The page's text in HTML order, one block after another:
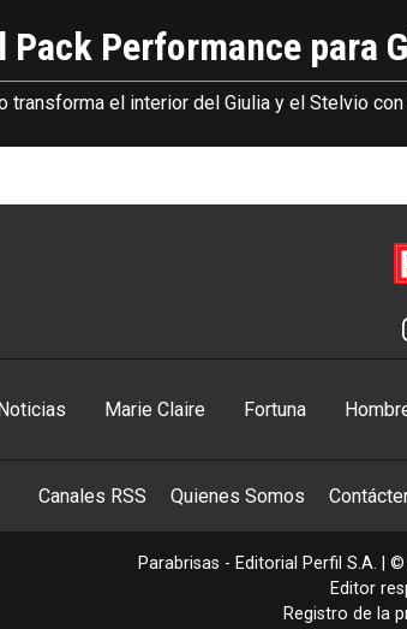
Pack Performance para
transforma el interior del Giulia y el Stelvio
Noticias Marie Claire Fortuna
Canales RSS Quienes Somos
Parabrisas - Editorial Perfil S.A. |
Editor
Registro de la